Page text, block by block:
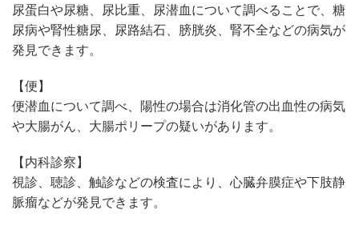
尿蛋白や尿糖、尿比重、尿潜血について調べることで、糖
尿病や腎性糖尿、尿路結石、膀胱炎、腎不全などの病気が
発見できます。
【便】
便潜血について調べ、陽性の場合は消化管の出血性の病気
や大腸がん、大腸ポリープの疑いがあります。
【内科診察】
視診、聴診、触診などの検査により、心臓弁膜症や下肢静
脈瘤などが発見できます。